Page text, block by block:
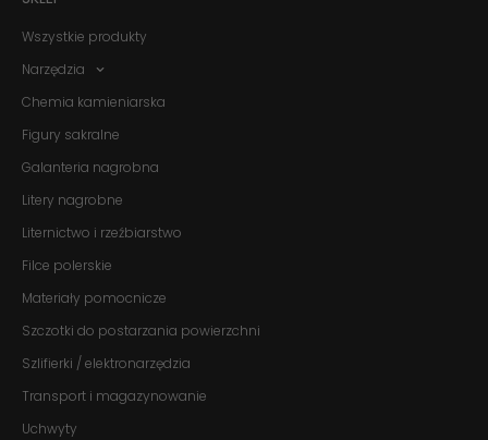
Wszystkie produkty
Narzędzia
Chemia kamieniarska
Figury sakralne
Galanteria nagrobna
Litery nagrobne
Liternictwo i rzeźbiarstwo
Filce polerskie
Materiały pomocnicze
Szczotki do postarzania powierzchni
Szlifierki / elektronarzędzia
Transport i magazynowanie
Uchwyty